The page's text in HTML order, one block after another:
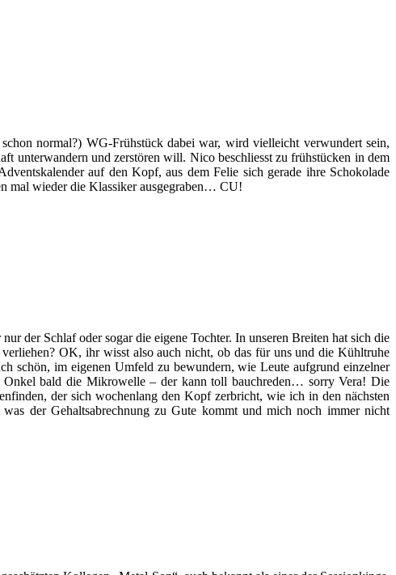
normal?) WG-Frühstück dabei war, wird vielleicht verwundert sein,
unterwandern und zerstören will. Nico beschliesst zu frühstücken in dem
auf den Kopf, aus dem Felie sich gerade ihre Schokolade
mal wieder die Klassiker ausgegraben… CU!
der Schlaf oder sogar die eigene Tochter. In unseren Breiten hat sich die
OK, ihr wisst also auch nicht, ob das für uns und die Kühltruhe
schön, im eigenen Umfeld zu bewundern, wie Leute aufgrund einzelner
Onkel bald die Mikrowelle – der kann toll bauchreden… sorry Vera! Die
der sich wochenlang den Kopf zerbricht, wie ich in den nächsten
der Gehaltsabrechnung zu Gute kommt und mich noch immer nicht